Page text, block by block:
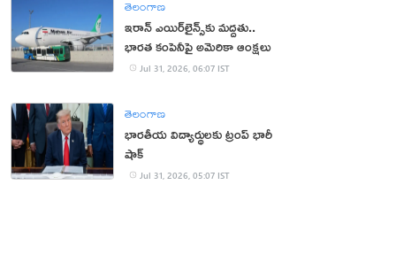
తెలంగాణ
ఇరాన్ ఎయిర్‌లైన్స్‌కు మద్దతు..
భారత కంపెనీపై అమెరికా ఆంక్షలు
Jul 31, 2026, 06:07 IST
తెలంగాణ
భారతీయ విద్యార్థులకు ట్రంప్ భారీ
షాక్
Jul 31, 2026, 05:07 IST